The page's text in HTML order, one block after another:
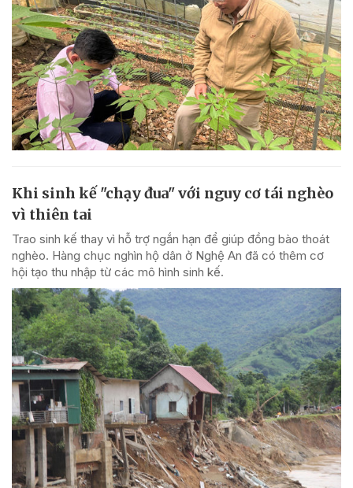
Khi sinh kế "chạy đua" với nguy cơ tái nghèo
vì thiên tai
Trao sinh kế thay vì hỗ trợ ngắn hạn để giúp đồng bào thoát
nghèo. Hàng chục nghìn hộ dân ở Nghệ An đã có thêm cơ
hội tạo thu nhập từ các mô hình sinh kế.